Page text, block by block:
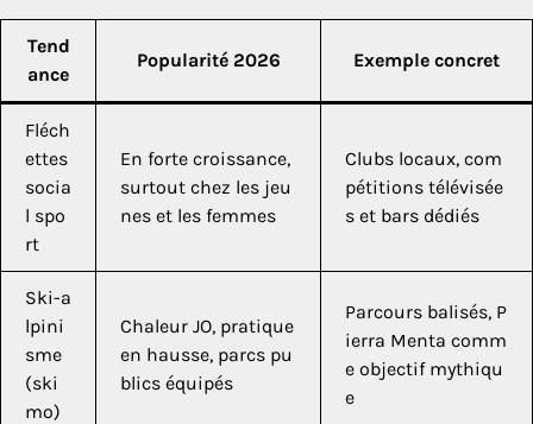
Tend
ance
Popularité 2026 Exemple concret
Fléch
ettes
socia
l spo
rt
En forte croissance,
surtout chez les jeu
nes et les femmes
Clubs locaux, com
pétitions télévisée
s et bars dédiés
Ski-a
lpini
sme
(ski
mo)
Chaleur JO, pratique
en hausse, parcs pu
blics équipés
Parcours balisés, P
ierra Menta comm
e objectif mythiqu
e